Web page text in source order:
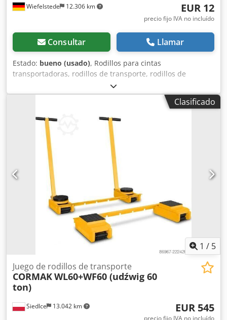
Wiefelstede 12.306 km EUR 12
precio fijo IVA no incluído
Consultar Llamar
Estado: bueno (usado), Rodillos para cintas
transportadoras, rodillos de transporte, rodillos de
repuesto, cinta transportadora, línea de rodillos, rodillos
de apoyo -Diámetro del rodillo: 80 mm -Ancho del rodillo
de transporte: 495 mm -Longitud total: 530 mm Dcsdpfxov
Tc U Ss Apiek -Eje de montaje: 12 mm -Borde doble: 10 mm
-Cantidad: 159 rodillos disponibles -Precio: por unidad -
Peso: 2,6 kg/unidad
Clasificado
1 / 5
Siedlce 13.042 km
Juego de rodillos de transporte
CORMAKWL60+WF60 (udźwig 60
ton)
EUR 545
precio fijo IVA no incluído